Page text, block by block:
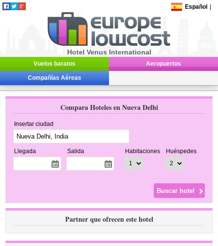
Español
Hotel Venus International
Vuelos baratos Aeropuertos
Compañías Aéreas
Compara Hoteles en Nueva Delhi
Insertar ciudad
Llegada Salida Habitaciones Huéspedes
Partner que ofrecen este hotel